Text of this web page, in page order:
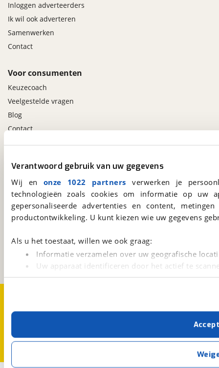
Verantwoord gebruik van uw gegevens
Wij en onze 1022 partners verwerken je
technologieën zoals cookies om informatie op
gepersonaliseerde advertenties en content,
productontwikkeling. U kunt kiezen wie uw gegevens
Als u het toestaat, willen we ook graag:
Informatie verzamelen over uw geografische
Uw apparaat identificeren door het actief te
Lees meer over hoe uw persoonlijke gegevens worden
Met cookies en vergelijkbare technieken zorgen we
cookies zorgen ervoor dat de website goed werkt.
verbeteren. We tonen je graag relevante advertenties
buiten onze website volgt – uiteraard op
privacyverklaring
. Als je weigert, plaatsen we alleen
Inloggen adverteerders
Ik wil ook adverteren
Samenwerken
Contact
Voor consumenten
Keuzecoach
Veelgestelde vragen
Blog
Contact
viaBOVAG.nl
3981 AJBunnik
Een initiatief van
Altijd het meest recente aanbod bij de hand.
Download 'm nu.